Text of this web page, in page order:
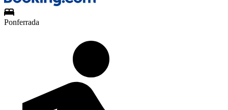
Ponferrada